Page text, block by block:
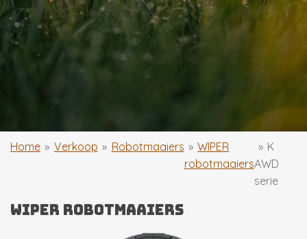
Home » Verkoop » Robotmaaiers » WIPER
robotmaaiers
» K
AWD
serie
wiper robotmaaiers